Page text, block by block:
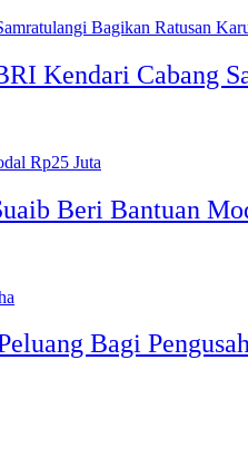
Kendari Cabang
Beri Bantuan
Bagi